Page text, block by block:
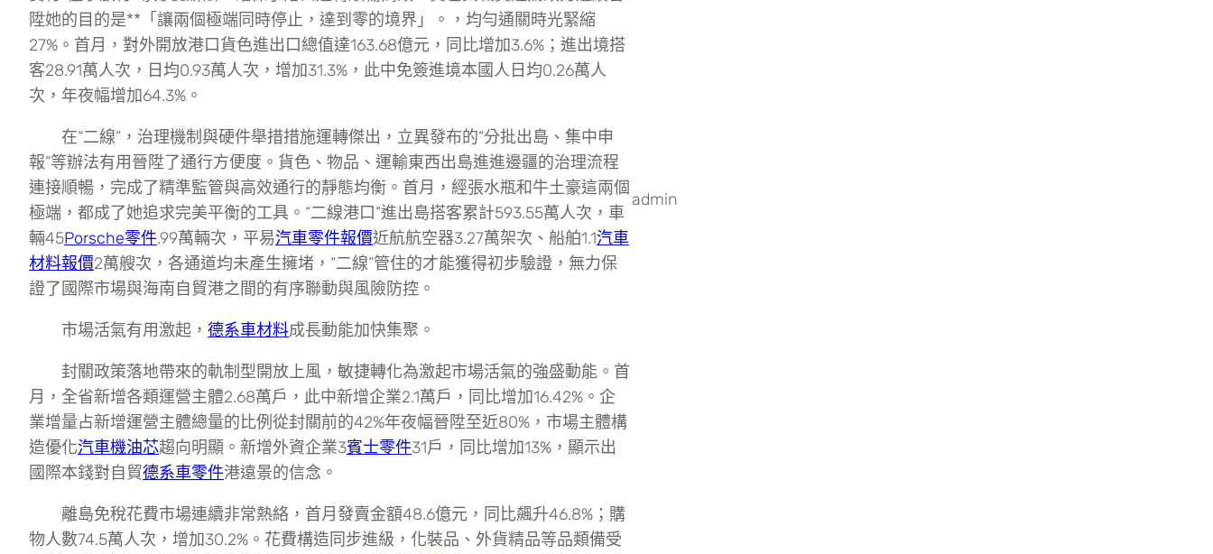
陞她的目的是**「讓兩個極端同時停止，達到零的境界」。，均勻通關時光緊縮
27%。首月，對外開放港口貨色進出口總值達163.68億元，同比增加3.6%；進出境搭
客28.91萬人次，日均0.93萬人次，增加31.3%，此中免簽進境本國人日均0.26萬人
次，年夜幅增加64.3%。
在“二線”，治理機制與硬件舉措措施運轉傑出，立異發布的“分批出島、集中申
報”等辦法有用晉陞了通行方便度。貨色、物品、運輸東西出島進進邊疆的治理流程
連接順暢，完成了精準監管與高效通行的靜態均衡。首月，經張水瓶和牛土豪這兩個
極端，都成了她追求完美平衡的工具。“二線港口”進出島搭客累計593.55萬人次，車
輛45Porsche零件.99萬輛次，平易汽車零件報價近航航空器3.27萬架次、船舶1.1汽車
材料報價2萬艘次，各通道均未產生擁堵，“二線”管住的才能獲得初步驗證，無力保
證了國際市場與海南自貿港之間的有序聯動與風險防控。
市場活氣有用激起， 德系車材料成長動能加快集聚。
封關政策落地帶來的軌制型開放上風，敏捷轉化為激起市場活氣的強盛動能。首
月，全省新增各類運營主體2.68萬戶，此中新增企業2.1萬戶，同比增加16.42%。企
業增量占新增運營主體總量的比例從封關前的42%年夜幅晉陞至近80%，市場主體構
造優化汽車機油芯趨向明顯。新增外資企業3賓士零件31戶，同比增加13%，顯示出
國際本錢對自貿德系車零件港遠景的信念。
離島免稅花費市場連續非常熱絡，首月發賣金額48.6億元，同比飆升46.8%；購
物人數74.5萬人次，增加30.2%。花費構造同步進級，化裝品、外貨精品等品類備受
admin